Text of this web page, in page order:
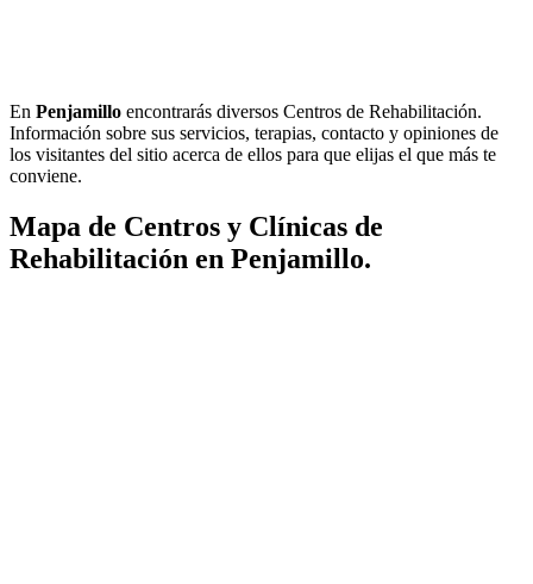
En Penjamillo encontrarás diversos Centros de Rehabilitación.
Información sobre sus servicios, terapias, contacto y opiniones de
los visitantes del sitio acerca de ellos para que elijas el que más te
conviene.
Mapa de Centros y Clínicas de
Rehabilitación en Penjamillo.